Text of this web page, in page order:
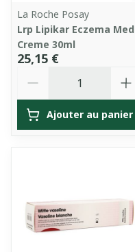
La Roche Posay
Lrp Lipikar Eczema Med
Creme 30ml
25,15 €
Ajouter au panier